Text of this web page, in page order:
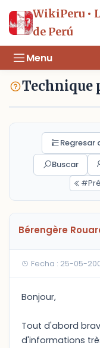
WikiPeru •
de Perú
Menu
Technique
Regresar
Buscar
Bérengère
Fecha : 25-05-
Bonjour,
Tout d'abord
d'informations